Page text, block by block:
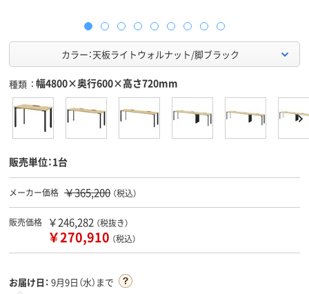
カラー：天板ライトウォルナット/脚ブラック
種類 幅4800×奥行600×高さ720mm
販売単位：1台
メーカー価格 ￥365,200 （税込）
販売価格 ￥246,282 （税抜き）
￥270,910 （税込）
お届け日： 9月9日（水）まで